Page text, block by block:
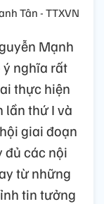
Tân - TTXVN
Mạnh
ý nghĩa rất
thực hiện
lần thứ I và
giai đoạn
đủ các nội
từ những
tin tưởng